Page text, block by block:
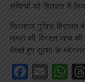
संदिग्धों को हिरासत में
फिलहाल पुलिस हिरासत
मामले की विस्तृत जांच की
देखते हुए सुरक्षा के
Email